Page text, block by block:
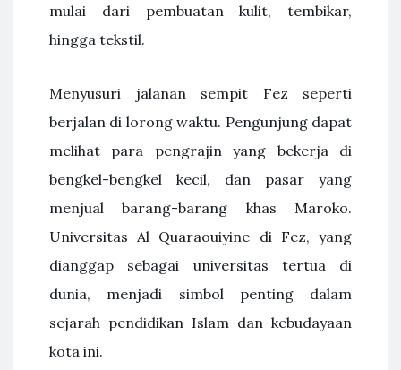
mulai dari pembuatan kulit, tembikar,
hingga tekstil.
Menyusuri jalanan sempit Fez seperti
berjalan di lorong waktu. Pengunjung dapat
melihat para pengrajin yang bekerja di
bengkel-bengkel kecil, dan pasar yang
menjual barang-barang khas Maroko.
Universitas Al Quaraouiyine di Fez, yang
dianggap sebagai universitas tertua di
dunia, menjadi simbol penting dalam
sejarah pendidikan Islam dan kebudayaan
kota ini.